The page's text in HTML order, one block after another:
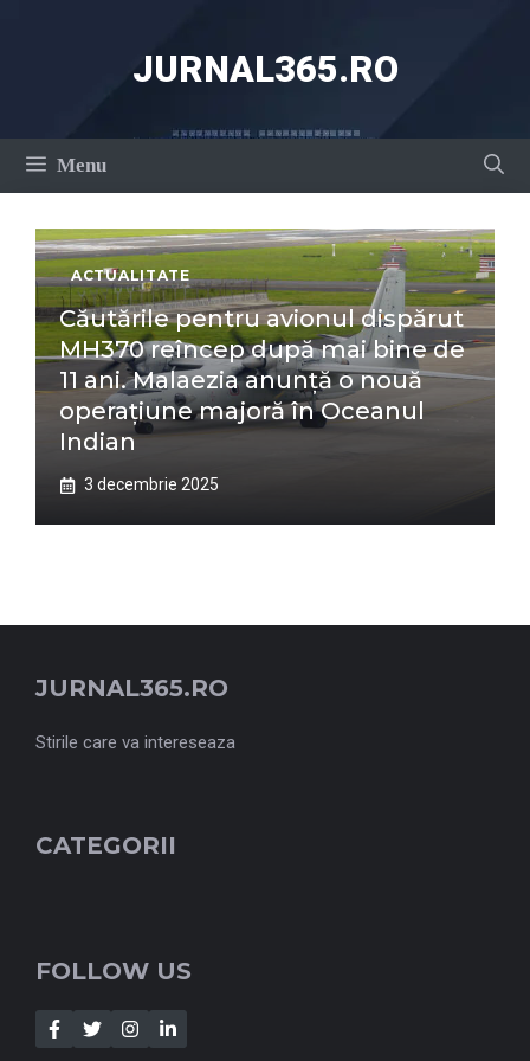
JURNAL365.RO
Menu
ACTUALITATE
Căutările pentru avionul dispărut
MH370 reîncep după mai bine de
11 ani. Malaezia anunță o nouă
operațiune majoră în Oceanul
Indian
3 decembrie 2025
JURNAL365.RO
Stirile care va intereseaza
CATEGORII
FOLLOW US